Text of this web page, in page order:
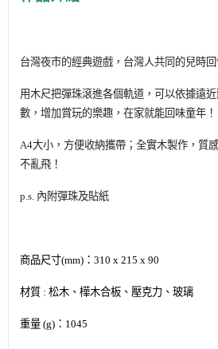
台灣夜市的經典遊戲，台灣人共同的兒時回
用木尺把彈珠滾進各個軌道，可以依據遠
數，增加賞玩的樂趣，在家就能回味童年！
A4大小，方便收納攜帶；全實木製作，質
不亂飛！
p.s. 內附彈珠及貼紙
商品尺寸(mm)：310 x 215 x 90
材質 : 松木、樺木合板、壓克力、玻璃
重量 (g)：1045